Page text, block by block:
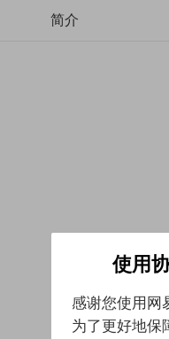
简介
使用
感谢您使用网
为了更好地保